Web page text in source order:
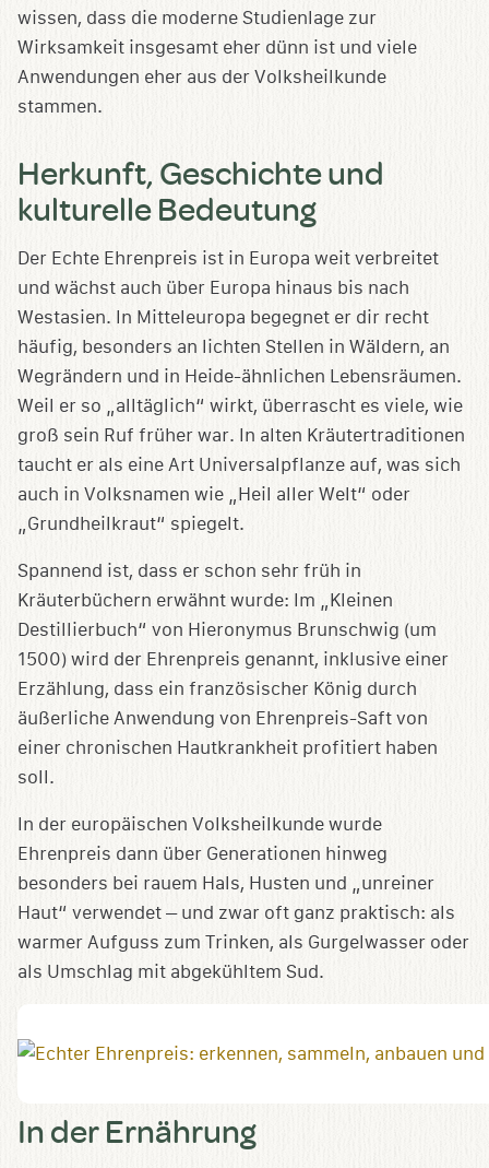
wissen, dass die moderne Studienlage zur
Wirksamkeit insgesamt eher dünn ist und viele
Anwendungen eher aus der Volksheilkunde
stammen.
Herkunft, Geschichte und
kulturelle Bedeutung
Der Echte Ehrenpreis ist in Europa weit verbreitet
und wächst auch über Europa hinaus bis nach
Westasien. In Mitteleuropa begegnet er dir recht
häufig, besonders an lichten Stellen in Wäldern, an
Wegrändern und in Heide-ähnlichen Lebensräumen.
Weil er so „alltäglich“ wirkt, überrascht es viele, wie
groß sein Ruf früher war. In alten Kräutertraditionen
taucht er als eine Art Universalpflanze auf, was sich
auch in Volksnamen wie „Heil aller Welt“ oder
„Grundheilkraut“ spiegelt.
Spannend ist, dass er schon sehr früh in
Kräuterbüchern erwähnt wurde: Im „Kleinen
Destillierbuch“ von Hieronymus Brunschwig (um
1500) wird der Ehrenpreis genannt, inklusive einer
Erzählung, dass ein französischer König durch
äußerliche Anwendung von Ehrenpreis-Saft von
einer chronischen Hautkrankheit profitiert haben
soll.
In der europäischen Volksheilkunde wurde
Ehrenpreis dann über Generationen hinweg
besonders bei rauem Hals, Husten und „unreiner
Haut“ verwendet – und zwar oft ganz praktisch: als
warmer Aufguss zum Trinken, als Gurgelwasser oder
als Umschlag mit abgekühltem Sud.
In der Ernährung